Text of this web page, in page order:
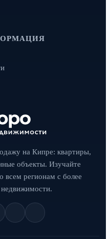
на Кипре: квартиры,
объекты. Изучайте
всем регионам с более